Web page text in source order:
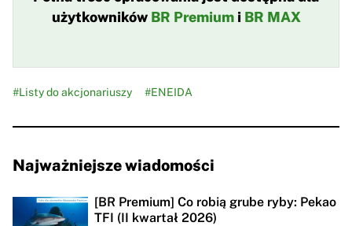
użytkowników BR Premiumi BR MAX
#Listy do akcjonariuszy #ENEIDA
Najważniejsze wiadomości
[BR Premium] Co robią grube ryby: Pekao
TFI (II kwartał 2026)